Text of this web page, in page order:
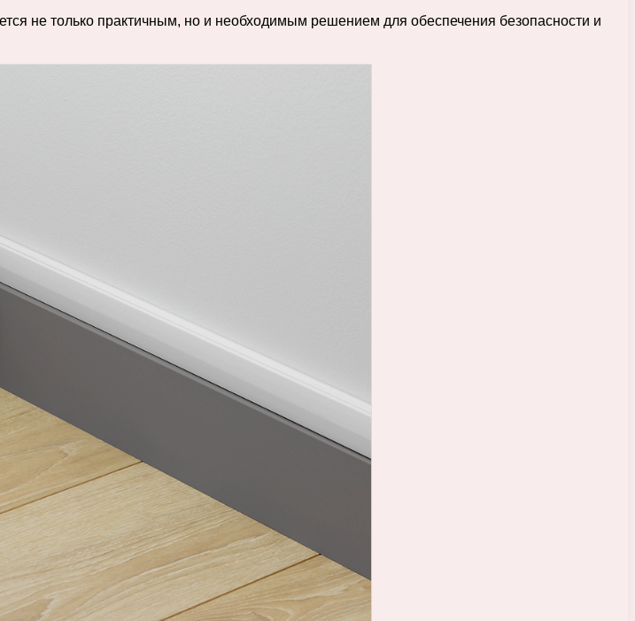
не только практичным, но и необходимым решением для обеспечения безопасности и